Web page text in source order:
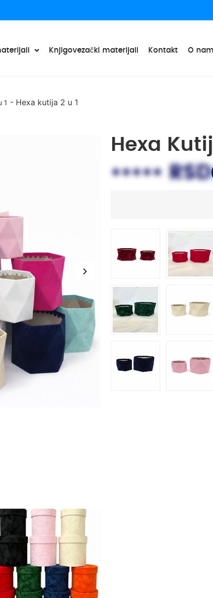
Knjigovezački materijali Kontakt O
1 - Hexa kutija 2 u 1
Hexa
••••• RSD